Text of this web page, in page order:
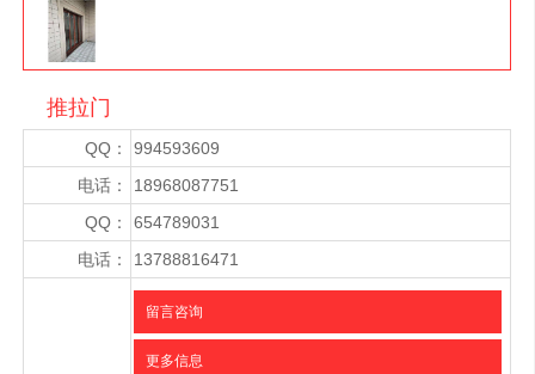
推拉门
QQ：
994593609
电话：
18968087751
QQ：
654789031
电话：
13788816471
留言咨询
更多信息